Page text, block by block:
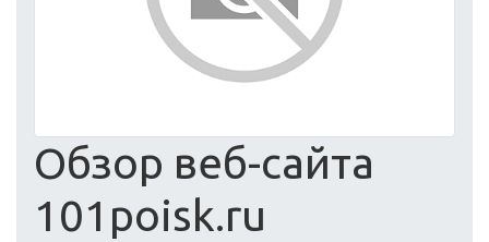
Обзор веб-сайта
101poisk.ru